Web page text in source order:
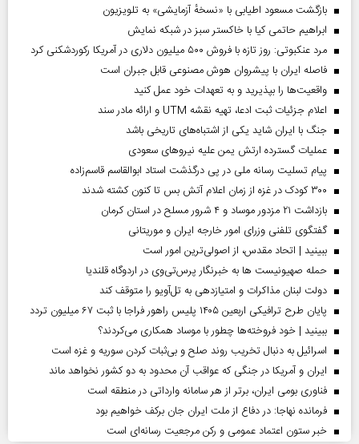
بازگشت مسعود اطیابی با «نسخهٔ آزمایشی» به تلویزیون
ابراهیم حاتمی کیا با خاکستر سبز در شبکه نمایش
مرد عنکبوتی: روز تازه با فروش ۵۰۰ میلیون دلاری در آمریکا رکوردشکنی کرد
فاصله ایران با پیشرو‌ان هوش مصنوعی قابل جبران است
واقعیت‌ها را بپذیرید و به تعهدات خود عمل کنید
اعلام جزئیات ثبت ادعا، تهیه نقشه UTM و ارائه مادر سند
جنگ با ایران شاید یکی از اشتباه‌های تاریخی باشد
عملیات گسترده ارتش یمن علیه نیروهای سعودی
پیام تسلیت رسانه ملی در پی درگذشت استاد ابوالقاسم قاسم‌زاده
۳۰۰ کودک در غزه از زمان اعلام آتش بس تا کنون کشته شدند
بازداشت ۲۱ مزدور موساد و ۴ شرور مسلح در استان کرمان
گفتگوی تلفنی وزرای امور خارجه ایران و موریتانی
ببینید | اتحاد مقدس، از اصولی‌ترین امور است
حمله صهیونیست ها به خبرنگار پرس‌تی‌وی در اردوگاه قلندیا
دولت لبنان مذاکرات و امتیازدهی به تل‌آویو را متوقف کند
پایان طرح ترافیکی اربعین ۱۴۰۵ پلیس راهور فراجا با ثبت ۶۷ میلیون تردد
ببینید | خود فروخته‌ها چطور با موساد همکاری می‌کردند؟
اسرائیل به دنبال تخریب روند صلح و بی‌ثبات کردن سوریه و غزه است
ایران و آمریکا در جنگی که عواقب آن محدود به دو کشور نخواهد ماند
فناوری بومی ایران، برتر از هر سامانه وارداتی در منطقه است
فرمانده نهاجا: در دفاع از ملت ایران جان برکف خواهیم بود
خبر ستون اعتماد عمومی و رکن مرجعیت رسانه‌ای است